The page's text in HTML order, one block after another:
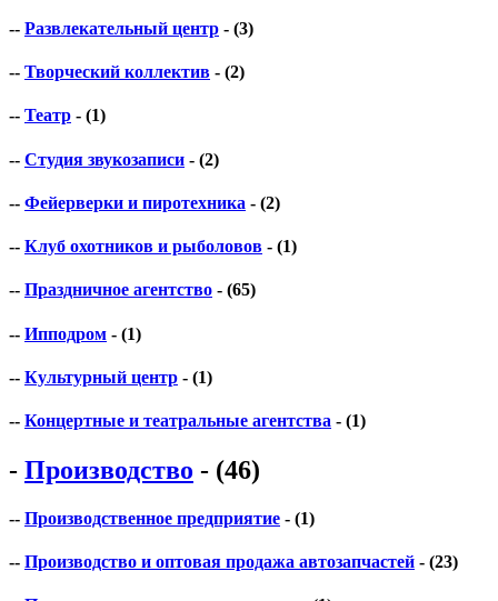
-- Развлекательный центр - (3)
-- Творческий коллектив - (2)
-- Театр - (1)
-- Студия звукозаписи - (2)
-- Фейерверки и пиротехника - (2)
-- Клуб охотников и рыболовов - (1)
-- Праздничное агентство - (65)
-- Ипподром - (1)
-- Культурный центр - (1)
-- Концертные и театральные агентства - (1)
- Производство - (46)
-- Производственное предприятие - (1)
-- Производство и оптовая продажа автозапчастей - (23)